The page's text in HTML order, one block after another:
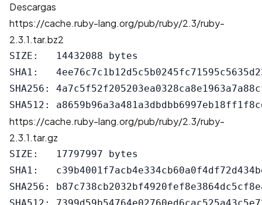
Descargas
https://cache.ruby-lang.org/pub/ruby/2.3/ruby-
2.3.1.tar.bz2
SIZE:   14432088 bytes
SHA1:
SHA256:
https://cache.ruby-lang.org/pub/ruby/2.3/ruby-
2.3.1.tar.gz
SIZE:   17797997 bytes
SHA1:
SHA256: